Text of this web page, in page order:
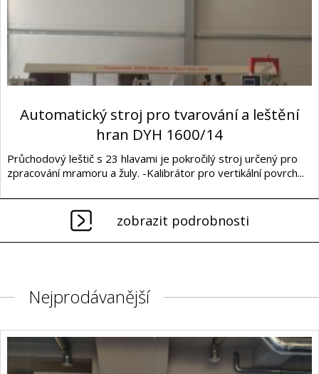
Automatický stroj pro tvarování a leštění
hran DYH 1600/14
Průchodový leštič s 23 hlavami je pokročilý stroj určený pro
zpracování mramoru a žuly. -Kalibrátor pro vertikální povrch...
zobrazit podrobnosti
Nejprodávanější